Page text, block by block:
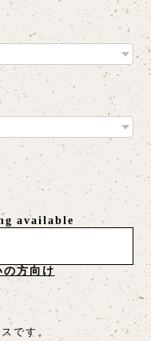
available
の方向け
です。